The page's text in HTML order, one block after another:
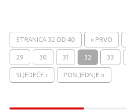
STRANICA 32 OD 40 « PRVO
29
30 31 32 33
SLJEDEĆE ›
POSLJEDNJE »